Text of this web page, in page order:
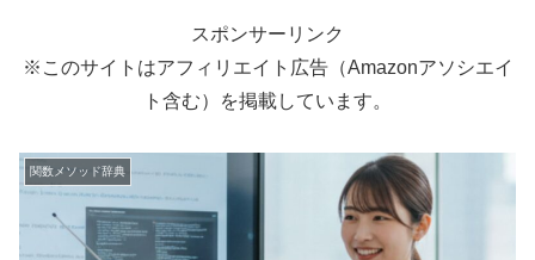
スポンサーリンク
※このサイトはアフィリエイト広告（Amazonアソシエイ
ト含む）を掲載しています。
関数メソッド辞典